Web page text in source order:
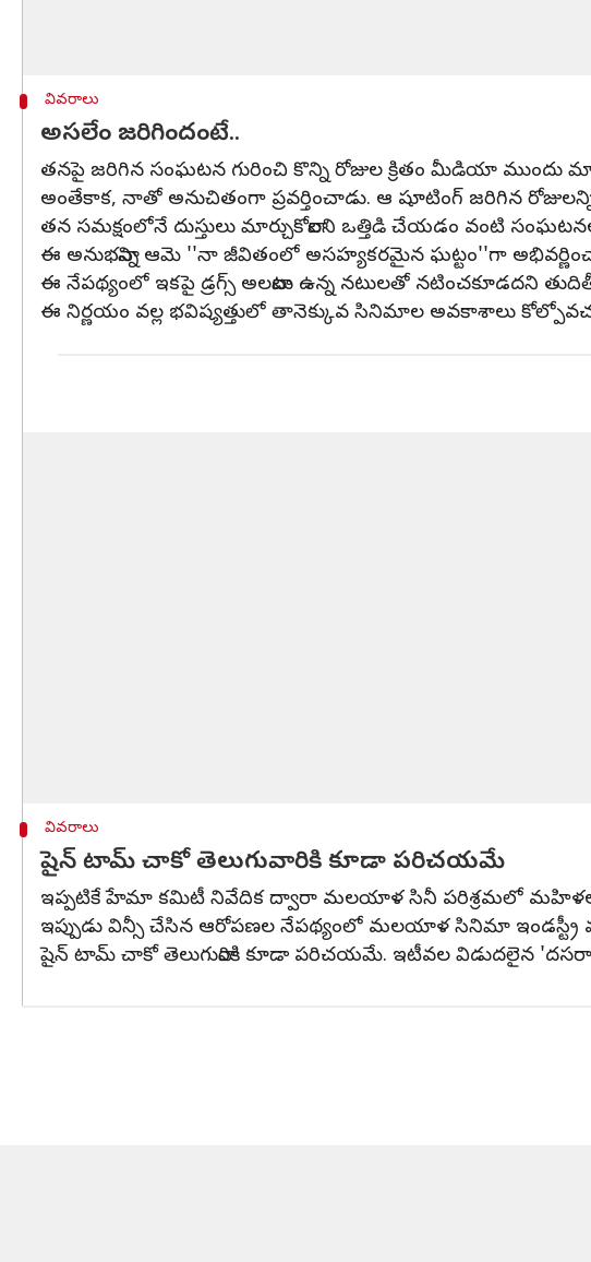
వివరాలు
అసలేం జరిగిందంటే..
తనపై జరిగిన సంఘటన గురించి కొన్ని రోజుల క్రితం మీడియా ముందు
అంతేకాక, నాతో అనుచితంగా ప్రవర్తించాడు. ఆ షూటింగ్ జరిగిన రోజులన్ని
తన సమక్షంలోనే దుస్తులు మార్చుకోవాలని ఒత్తిడి చేయడం వంటి
ఈ అనుభవాన్ని ఆమె ''నా జీవితంలో అసహ్యకరమైన ఘట్టం''గా
ఈ నేపథ్యంలో ఇకపై డ్రగ్స్ అలవాటు ఉన్న నటులతో నటించకూడదని
ఈ నిర్ణయం వల్ల భవిష్యత్తులో తానెక్కువ సినిమాల అవకాశాలు
వివరాలు
షైన్‌ టామ్‌ చాకో తెలుగువారికి కూడా పరిచయమే
ఇప్పటికే హేమా కమిటీ నివేదిక ద్వారా మలయాళ సినీ పరిశ్రమలో మహిళలు
ఇప్పుడు విన్సీ చేసిన ఆరోపణల నేపథ్యంలో మలయాళ సినిమా ఇండస్ట్రీ
షైన్‌ టామ్‌ చాకో తెలుగువారికి కూడా పరిచయమే. ఇటీవల విడుదలైన